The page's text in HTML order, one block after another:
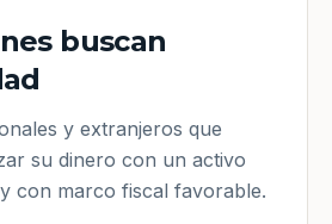
buscan
y extranjeros que
su dinero con un activo
con marco fiscal favorable.